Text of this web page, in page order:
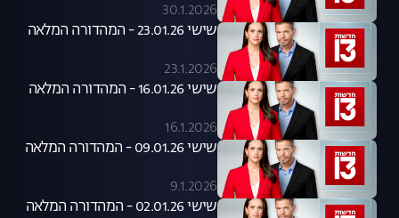
30.1.2026
שישי 23.01.26 - המהדורה המלאה
23.1.2026
שישי 16.01.26 - המהדורה המלאה
16.1.2026
שישי 09.01.26 - המהדורה המלאה
9.1.2026
שישי 02.01.26 - המהדורה המלאה